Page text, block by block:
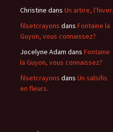
Christine dans Un arbre, l’hiver.
filsetcrayons dans Fontaine la
Guyon, vous connaissez?
Jocelyne Adam dans Fontaine
la Guyon, vous connaissez?
filsetcrayons dans Un salsifis
en fleurs.